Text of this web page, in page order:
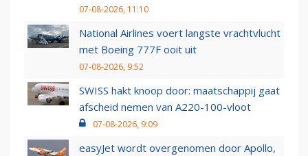
07-08-2026, 11:10
National Airlines voert langste vrachtvlucht
met Boeing 777F ooit uit
07-08-2026, 9:52
SWISS hakt knoop door: maatschappij gaat
afscheid nemen van A220-100-vloot
07-08-2026, 9:09
easyJet wordt overgenomen door Apollo,